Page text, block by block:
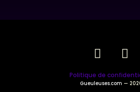
Politique de
Gueuleuses.com —